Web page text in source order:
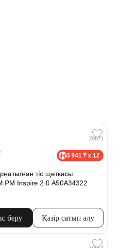
20071
3 941 ₸ x 12
тіс щеткасы
Inspire 2.0 A50A34322
беру Қазір сатып алу